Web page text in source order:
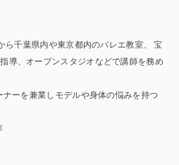
ら千葉県内や東京都内のバレエ教室、 宝
導、オープンスタジオなどで講師を務め
ーを兼業しモデルや身体の悩みを持つ